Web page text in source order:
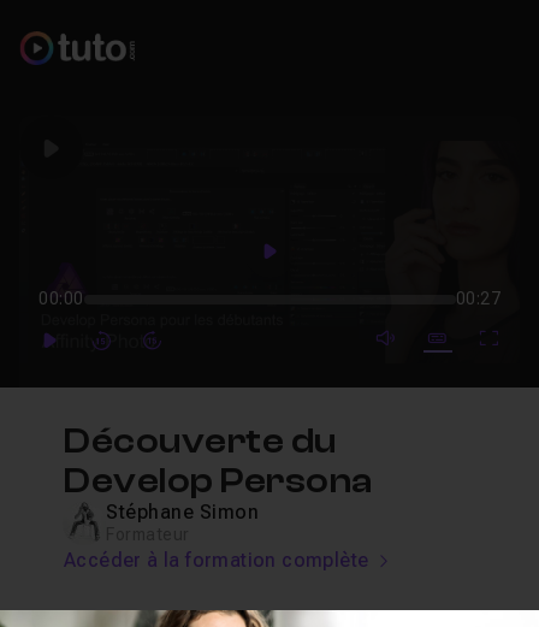
Play
00:00 00:27
PlayForwardForward mute video
Subtitles
Découverte du
Develop Persona
Stéphane Simon
Accéder à la formation complète